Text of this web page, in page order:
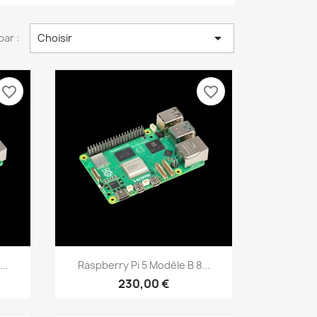
: Choisir 
favorite_border
Aperçu rapide
Raspberry Pi 5 Modèle B 8...
230,00 €
favorite_border